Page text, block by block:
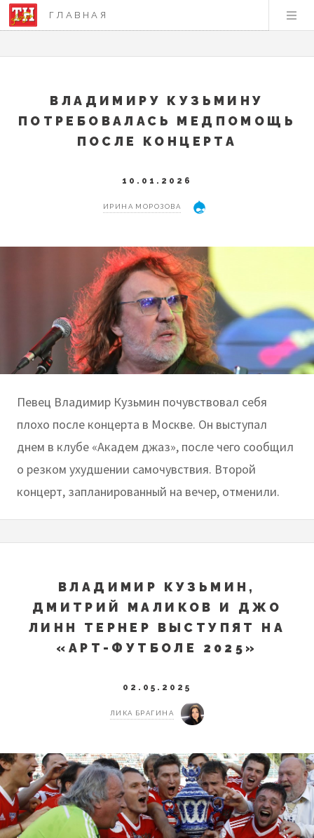
ГЛАВНАЯ
ВЛАДИМИРУ КУЗЬМИНУ
ПОТРЕБОВАЛАСЬ МЕДПОМОЩЬ
ПОСЛЕ КОНЦЕРТА
10.01.2026
ИРИНА МОРОЗОВА
Певец Владимир Кузьмин почувствовал себя
плохо после концерта в Москве. Он выступал
днем в клубе «Академ джаз», после чего сообщил
о резком ухудшении самочувствия. Второй
концерт, запланированный на вечер, отменили.
ВЛАДИМИР КУЗЬМИН,
ДМИТРИЙ МАЛИКОВ И ДЖО
ЛИНН ТЕРНЕР ВЫСТУПЯТ НА
«АРТ-ФУТБОЛЕ 2025»
02.05.2025
ЛИКА БРАГИНА